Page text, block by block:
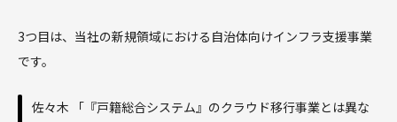
3つ目は、当社の新規領域における自治体向けインフラ支援事業
です。
佐々木 「『戸籍総合システム』のクラウド移行事業とは異な